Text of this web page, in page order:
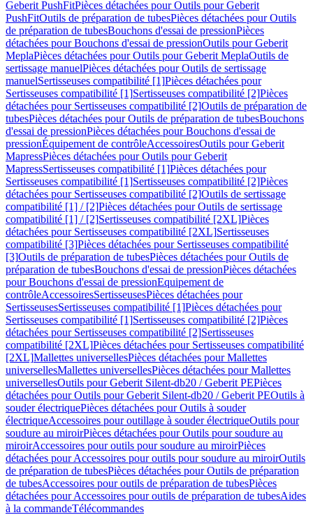
Geberit PushFitPièces détachées pour Outils pour Geberit
PushFitOutils de préparation de tubesPièces détachées pour Outils
de préparation de tubesBouchons d'essai de pressionPièces
détachées pour Bouchons d'essai de pressionOutils pour Geberit
MeplaPièces détachées pour Outils pour Geberit MeplaOutils de
sertissage manuelPièces détachées pour Outils de sertissage
manuelSertisseuses compatibilité [1]Pièces détachées pour
Sertisseuses compatibilité [1]Sertisseuses compatibilité [2]Pièces
détachées pour Sertisseuses compatibilité [2]Outils de préparation de
tubesPièces détachées pour Outils de préparation de tubesBouchons
d'essai de pressionPièces détachées pour Bouchons d'essai de
pressionÉquipement de contrôleAccessoiresOutils pour Geberit
MapressPièces détachées pour Outils pour Geberit
MapressSertisseuses compatibilité [1]Pièces détachées pour
Sertisseuses compatibilité [1]Sertisseuses compatibilité [2]Pièces
détachées pour Sertisseuses compatibilité [2]Outils de sertissage
compatibilité [1] / [2]Pièces détachées pour Outils de sertissage
compatibilité [1] / [2]Sertisseuses compatibilité [2XL]Pièces
détachées pour Sertisseuses compatibilité [2XL]Sertisseuses
compatibilité [3]Pièces détachées pour Sertisseuses compatibilité
[3]Outils de préparation de tubesPièces détachées pour Outils de
préparation de tubesBouchons d'essai de pressionPièces détachées
pour Bouchons d'essai de pressionEquipement de
contrôleAccessoiresSertisseusesPièces détachées pour
SertisseusesSertisseuses compatibilité [1]Pièces détachées pour
Sertisseuses compatibilité [1]Sertisseuses compatibilité [2]Pièces
détachées pour Sertisseuses compatibilité [2]Sertisseuses
compatibilité [2XL]Pièces détachées pour Sertisseuses compatibilité
[2XL]Mallettes universellesPièces détachées pour Mallettes
universellesMallettes universellesPièces détachées pour Mallettes
universellesOutils pour Geberit Silent-db20 / Geberit PEPièces
détachées pour Outils pour Geberit Silent-db20 / Geberit PEOutils à
souder électriquePièces détachées pour Outils à souder
électriqueAccessoires pour outillage à souder électriqueOutils pour
soudure au miroirPièces détachées pour Outils pour soudure au
miroirAccessoires pour outils pour soudure au miroirPièces
détachées pour Accessoires pour outils pour soudure au miroirOutils
de préparation de tubesPièces détachées pour Outils de préparation
de tubesAccessoires pour outils de préparation de tubesPièces
détachées pour Accessoires pour outils de préparation de tubesAides
à la commandeTélécommandes